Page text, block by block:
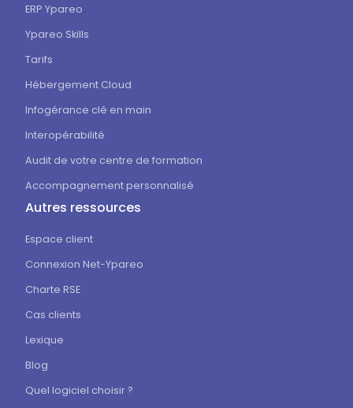
ERP Ypareo
Ypareo Skills
Tarifs
Hébergement Cloud
Infogérance clé en main
Interopérabilité
Audit de votre centre de formation
Accompagnement personnalisé
Autres ressources
Espace client
Connexion Net-Ypareo
Charte RSE
Cas clients
Lexique
Blog
Quel logiciel choisir ?